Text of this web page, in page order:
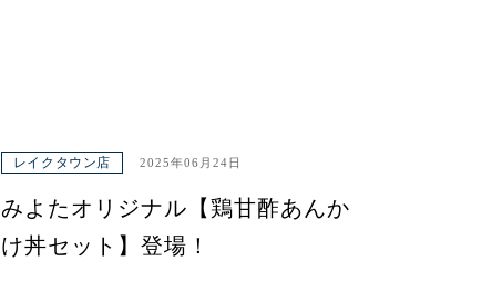
レイクタウン店 2025年06月24日
みよたオリジナル【鶏甘酢あんか
け丼セット】登場！